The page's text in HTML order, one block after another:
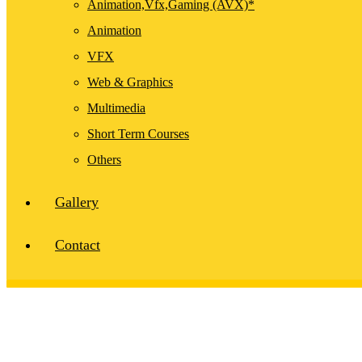
Animation,Vfx,Gaming (AVX)*
Animation
VFX
Web & Graphics
Multimedia
Short Term Courses
Others
Gallery
Contact